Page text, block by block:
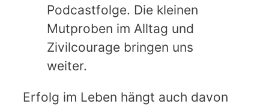
Podcastfolge. Die kleinen
Mutproben im Alltag und
Zivilcourage bringen uns
weiter.
Erfolg im Leben hängt auch davon